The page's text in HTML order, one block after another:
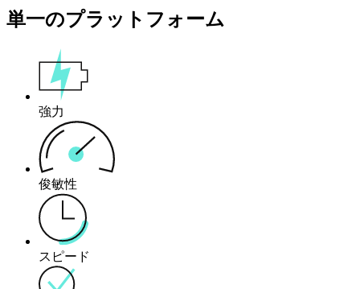
単一のプラットフォーム
強力
俊敏性
スピード